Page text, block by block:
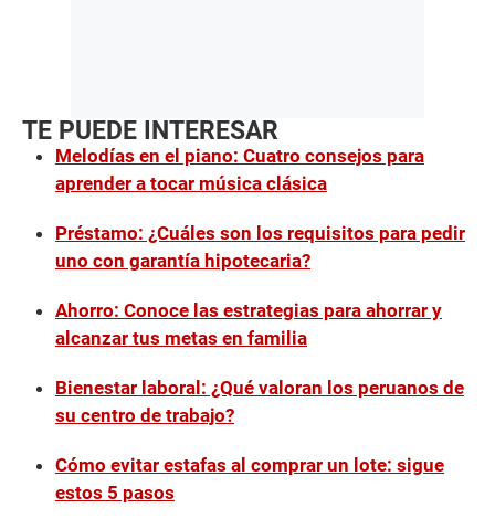
TE PUEDE INTERESAR
Melodías en el piano: Cuatro consejos para
aprender a tocar música clásica
Préstamo: ¿Cuáles son los requisitos para pedir
uno con garantía hipotecaria?
Ahorro: Conoce las estrategias para ahorrar y
alcanzar tus metas en familia
Bienestar laboral: ¿Qué valoran los peruanos de
su centro de trabajo?
Cómo evitar estafas al comprar un lote: sigue
estos 5 pasos